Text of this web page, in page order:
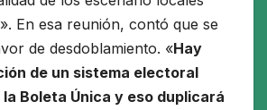
En esa reunión, contó que se
de desdoblamiento. «Hay
de un sistema electoral
Boleta Única y eso duplicará